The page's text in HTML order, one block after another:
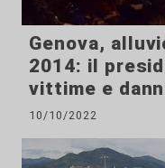
Genova,
2014: il
vittime e
10/10/2022